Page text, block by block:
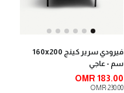
فيرودي سرير كينج 160x200
سم - عاجي
OMR 183.00
OMR 230.00